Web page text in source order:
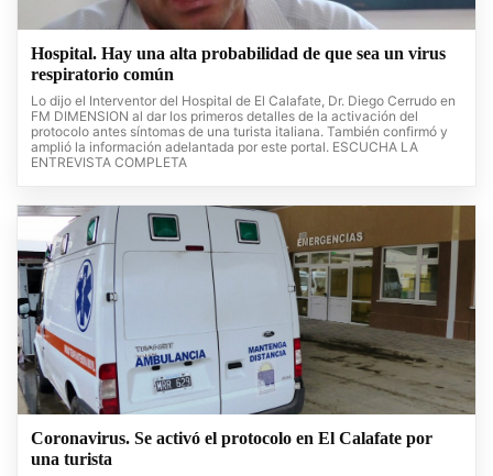
Hospital. Hay una alta probabilidad de que sea un virus
respiratorio común
Lo dijo el Interventor del Hospital de El Calafate, Dr. Diego Cerrudo en
FM DIMENSION al dar los primeros detalles de la activación del
protocolo antes síntomas de una turista italiana. También confirmó y
amplió la información adelantada por este portal. ESCUCHA LA
ENTREVISTA COMPLETA
Coronavirus. Se activó el protocolo en El Calafate por
una turista